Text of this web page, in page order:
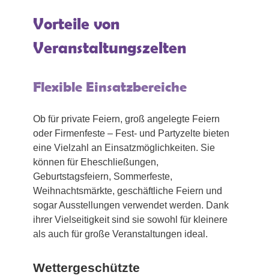
Vorteile von
Veranstaltungszelten
Flexible Einsatzbereiche
Ob für private Feiern, groß angelegte Feiern
oder Firmenfeste – Fest- und Partyzelte bieten
eine Vielzahl an Einsatzmöglichkeiten. Sie
können für Eheschließungen,
Geburtstagsfeiern, Sommerfeste,
Weihnachtsmärkte, geschäftliche Feiern und
sogar Ausstellungen verwendet werden. Dank
ihrer Vielseitigkeit sind sie sowohl für kleinere
als auch für große Veranstaltungen ideal.
Wettergeschützte